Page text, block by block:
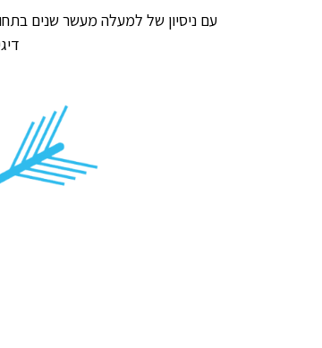
עם ניסיון של למעלה מעשר שנים